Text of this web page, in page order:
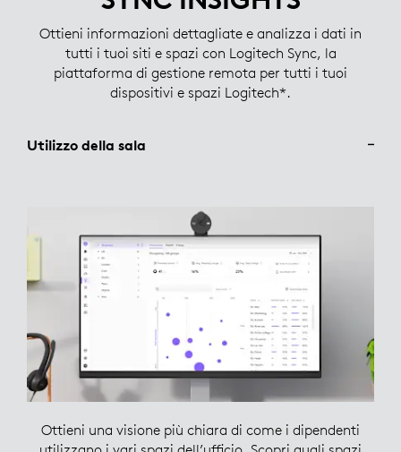
Ottieni informazioni dettagliate e analizza i dati in
tutti i tuoi siti e spazi con Logitech Sync, la
piattaforma di gestione remota per tutti i tuoi
dispositivi e spazi Logitech*.
Utilizzo della sala
Ottieni una visione più chiara di come i dipendenti